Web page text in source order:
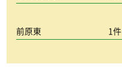
前原東 1件